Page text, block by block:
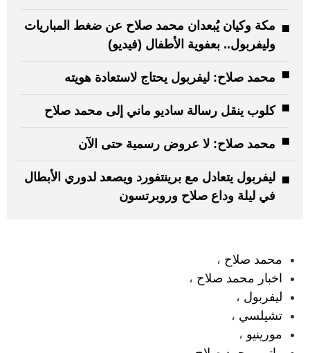
مكة وكيان يُبعدان محمد صلاح عن ضغط المباريات
وليفربول.. بعفوية الأطفال (فيديو)
محمد صلاح: ليفربول يحتاج لاستعادة هويته
كلوب ينقل رسالة ساديو ماني إلى محمد صلاح
محمد صلاح: لا عروض رسمية حتى الآن
ليفربول يتعادل مع برينتفورد ويصعد لدوري الأبطال
في ليلة وداع صلاح وروبرتسون
محمد صلاح ،
اخبار محمد صلاح ،
ليفربول ،
تشيلسي ،
مورينيو ،